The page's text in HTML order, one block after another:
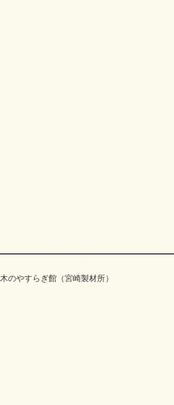
木のやすらぎ館（宮崎製材所）